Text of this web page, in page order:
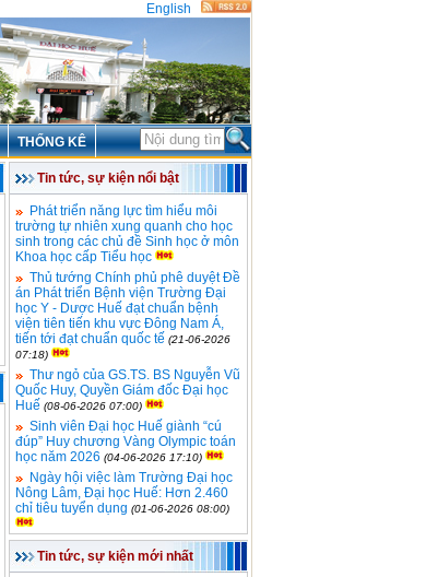
English
THỐNG KÊ
Tin tức, sự kiện nổi bật
Phát triển năng lực tìm hiểu môi
trường tự nhiên xung quanh cho học
sinh trong các chủ đề Sinh học ở môn
Khoa học cấp Tiểu học
Thủ tướng Chính phủ phê duyệt Đề
án Phát triển Bệnh viện Trường Đại
học Y - Dược Huế đạt chuẩn bệnh
viện tiên tiến khu vực Đông Nam Á,
tiến tới đạt chuẩn quốc tế (21-06-2026
07:18)
Thư ngỏ của GS.TS. BS Nguyễn Vũ
Quốc Huy, Quyền Giám đốc Đại học
Huế (08-06-2026 07:00)
Sinh viên Đại học Huế giành “cú
đúp” Huy chương Vàng Olympic toán
học năm 2026 (04-06-2026 17:10)
Ngày hội việc làm Trường Đại học
Nông Lâm, Đại học Huế: Hơn 2.460
chỉ tiêu tuyển dụng (01-06-2026 08:00)
Tin tức, sự kiện mới nhất